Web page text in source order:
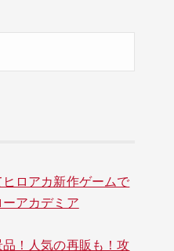
ヒロアカ新作ゲームで
アカデミア
品！人気の再販も！攻